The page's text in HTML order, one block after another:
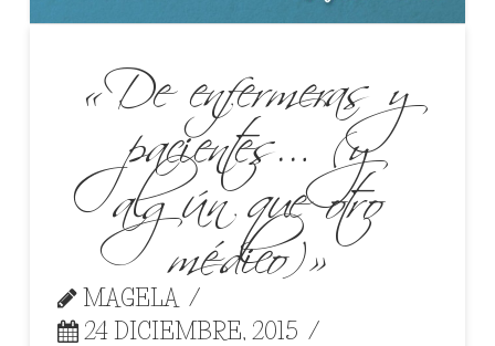
«De enfermeras y
pacientes… (y
algún que otro
médico)»
MAGELA
24 DICIEMBRE, 2015